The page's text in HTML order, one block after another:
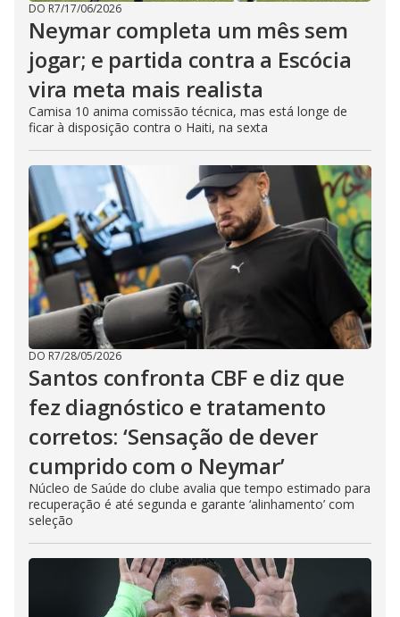
DO R7/17/06/2026
Neymar completa um mês sem
jogar; e partida contra a Escócia
vira meta mais realista
Camisa 10 anima comissão técnica, mas está longe de
ficar à disposição contra o Haiti, na sexta
DO R7/28/05/2026
Santos confronta CBF e diz que
fez diagnóstico e tratamento
corretos: ‘Sensação de dever
cumprido com o Neymar’
Núcleo de Saúde do clube avalia que tempo estimado para
recuperação é até segunda e garante ‘alinhamento’ com
seleção